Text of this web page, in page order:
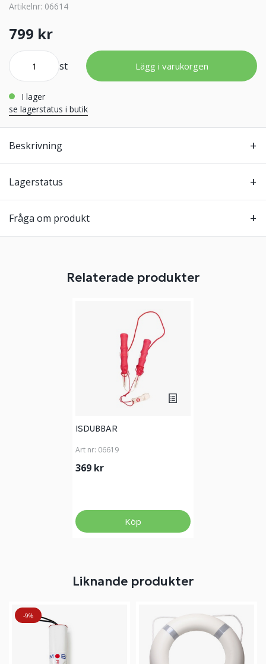
Artikelnr: 06614
799 kr
st Lägg i varukorgen
i lager
se lagerstatus i butik
Beskrivning
Lagerstatus
Fråga om produkt
Relaterade produkter
ISDUBBAR
Art nr: 06619
369 kr
Köp
Liknande produkter
-9%